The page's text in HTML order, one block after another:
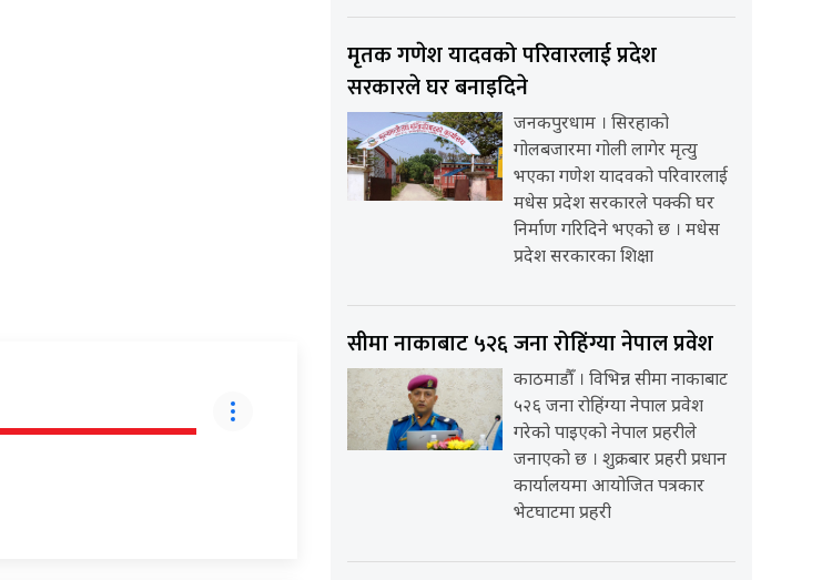
मृतक गणेश यादवको परिवारलाई प्रदेश
सरकारले घर बनाइदिने
जनकपुरधाम । सिरहाको
गोलबजारमा गोली लागेर मृत्यु
भएका गणेश यादवको परिवारलाई
मधेस प्रदेश सरकारले पक्की घर
निर्माण गरिदिने भएको छ । मधेस
प्रदेश सरकारका शिक्षा
सीमा नाकाबाट ५२६ जना रोहिंग्या नेपाल प्रवेश
काठमाडौँ । विभिन्न सीमा नाकाबाट
५२६ जना रोहिंग्या नेपाल प्रवेश
गरेको पाइएको नेपाल प्रहरीले
जनाएको छ । शुक्रबार प्रहरी प्रधान
कार्यालयमा आयोजित पत्रकार
भेटघाटमा प्रहरी